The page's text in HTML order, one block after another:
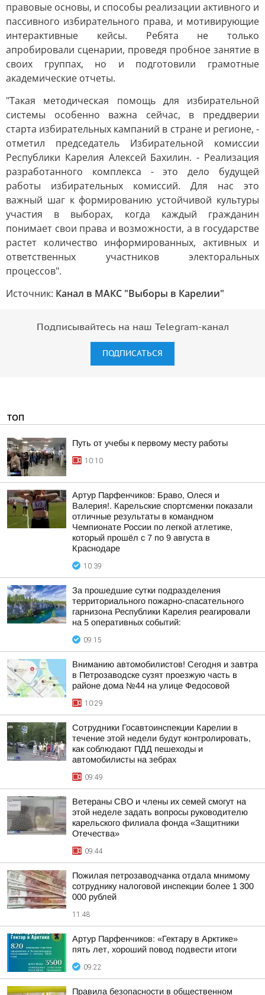
правовые основы, и способы реализации активного и
пассивного избирательного права, и мотивирующие
интерактивные кейсы. Ребята не только
апробировали сценарии, проведя пробное занятие в
своих группах, но и подготовили грамотные
академические отчеты.
"Такая методическая помощь для избирательной
системы особенно важна сейчас, в преддверии
старта избирательных кампаний в стране и регионе, -
отметил председатель Избирательной комиссии
Республики Карелия Алексей Бахилин. - Реализация
разработанного комплекса - это дело будущей
работы избирательных комиссий. Для нас это
важный шаг к формированию устойчивой культуры
участия в выборах, когда каждый гражданин
понимает свои права и возможности, а в государстве
растет количество информированных, активных и
ответственных участников электоральных
процессов".
Источник: Канал в МАКС "Выборы в Карелии"
Подписывайтесь на наш Telegram-канал
ПОДПИСАТЬСЯ
ТОП
Путь от учебы к первому месту работы
10:10
Артур Парфенчиков: Браво, Олеся и
Валерия!. Карельские спортсменки показали
отличные результаты в командном
Чемпионате России по легкой атлетике,
который прошёл с 7 по 9 августа в
Краснодаре
10:39
За прошедшие сутки подразделения
территориального пожарно-спасательного
гарнизона Республики Карелия реагировали
на 5 оперативных событий:
09:15
Вниманию автомобилистов! Сегодня и завтра
в Петрозаводске сузят проезжую часть в
районе дома №44 на улице Федосовой
10:29
Сотрудники Госавтоинспекции Карелии в
течение этой недели будут контролировать,
как соблюдают ПДД пешеходы и
автомобилисты на зебрах
09:49
Ветераны СВО и члены их семей смогут на
этой неделе задать вопросы руководителю
карельского филиала фонда «Защитники
Отечества»
09:44
Пожилая петрозаводчанка отдала мнимому
сотруднику налоговой инспекции более 1 300
000 рублей
11:48
Артур Парфенчиков: «Гектару в Арктике»
пять лет, хороший повод подвести итоги
09:22
Правила безопасности в общественном